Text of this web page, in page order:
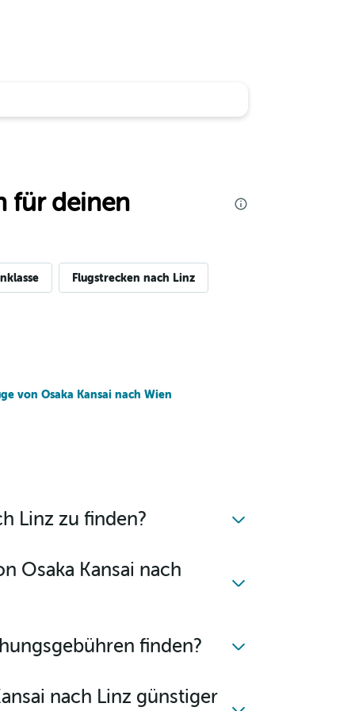
für deinen
Flugstrecken nach Linz
von Osaka Kansai nach Wien
Linz zu finden?
Osaka Kansai nach
finden?
nach Linz günstiger